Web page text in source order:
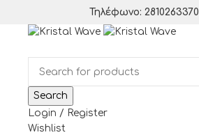
Τηλέφωνο: 2810263370
Search
Login / Register
Wishlist